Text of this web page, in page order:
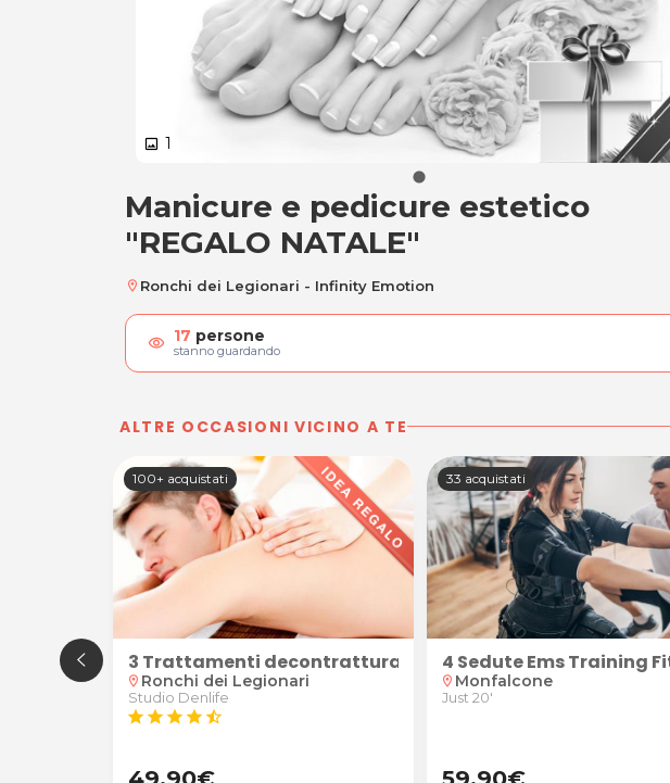
image 1
Manicure e pedicure estetico
Manicure e pedicure estetico
"REGALO NATALE"
location_on Ronchi dei Legionari - Infinity Emotion
visibility 17 persone
stanno guardando
ALTRE OCCASIONI VICINO A TE
d'Isonzo
e scrub
100+ acquistati
3 Trattamenti decontratturanti o relax
location_on Ronchi dei Legionari
Studio Denlife
star star star star star_half
33 acquistati
4 Sedute Ems Training
location_on Monfalcone
Just 20'